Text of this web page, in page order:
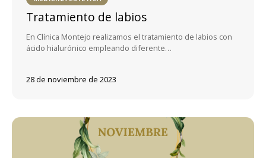
Tratamiento de labios
En Clínica Montejo realizamos el tratamiento de labios con
ácido hialurónico empleando diferente…
28 de noviembre de 2023